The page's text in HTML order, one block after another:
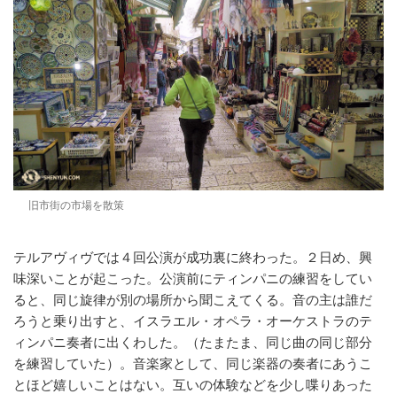
旧市街の市場を散策
テルアヴィヴでは４回公演が成功裏に終わった。２日め、興
味深いことが起こった。公演前にティンパニの練習をしてい
ると、同じ旋律が別の場所から聞こえてくる。音の主は誰だ
ろうと乗り出すと、イスラエル・オペラ・オーケストラのテ
ィンパニ奏者に出くわした。（たまたま、同じ曲の同じ部分
を練習していた）。音楽家として、同じ楽器の奏者にあうこ
とほど嬉しいことはない。互いの体験などを少し喋りあった